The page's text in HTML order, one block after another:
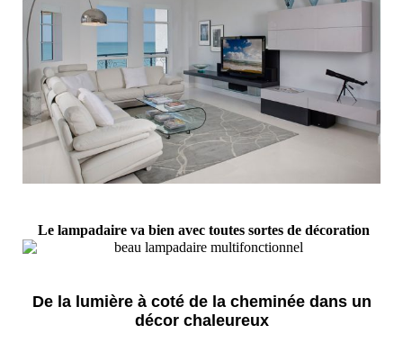
Le lampadaire va bien avec toutes sortes de décoration
De la lumière à coté de la cheminée dans un
décor chaleureux